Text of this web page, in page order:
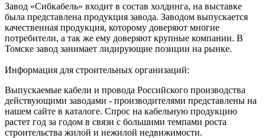
Завод «Сибкабель» входит в состав холдинга, на выставке
была представлена продукция завода. Заводом выпускается
качественная продукция, которому доверяют многие
потребители, а так же ему доверяют крупные компании. В
Томске завод занимает лидирующие позиции на рынке.
Информация для строительных организаций:
Выпускаемые кабели и провода Российского производства
действующими заводами - производителями представлены на
нашем сайте в каталоге. Спрос на кабельную продукцию
растет год за годом в связи с большими темпами роста
строительства жилой и нежилой недвижимости.